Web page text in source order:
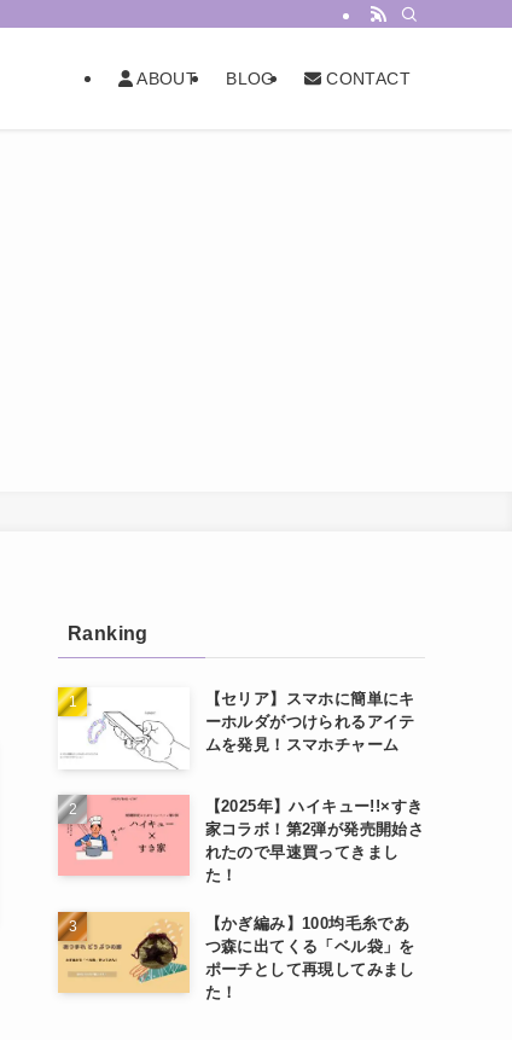
ABOUT BLOG CONTACT
Ranking
【セリア】スマホに簡単にキ
ーホルダがつけられるアイテ
ムを発見！スマホチャーム
【2025年】ハイキュー!!×すき
家コラボ！第2弾が発売開始さ
れたので早速買ってきまし
た！
【かぎ編み】100均毛糸であ
つ森に出てくる「ベル袋」を
ポーチとして再現してみまし
た！